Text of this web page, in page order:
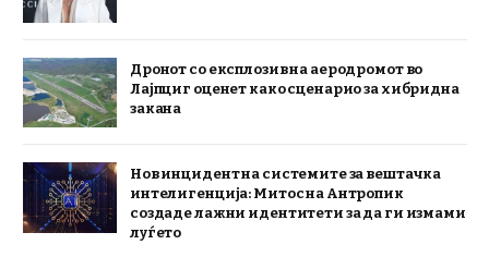
Дронот со експлозив на аеродромот во
Лајпциг оценет како сценарио за хибридна
закана
Нов инцидент на системите за вештачка
интелигенција: Митос на Антропик
создаде лажни идентитети за да ги измами
луѓето